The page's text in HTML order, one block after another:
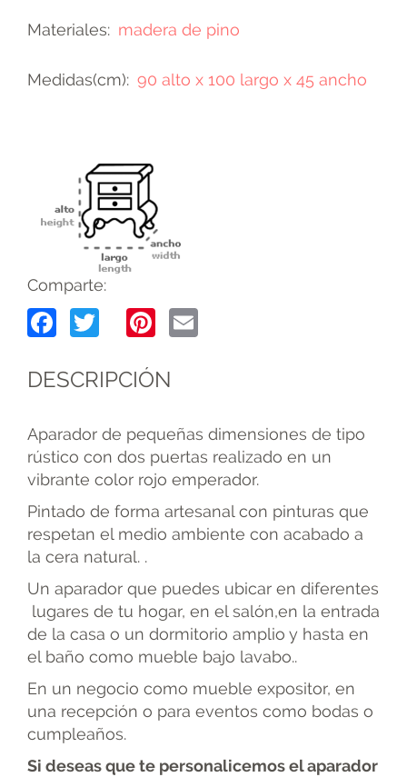
Materiales madera de pino
Medidas(cm) 90 alto x 100 largo x 45 ancho
Comparte:
Facebook
TwitterPinterest
DESCRIPCIÓN
Aparador de pequeñas dimensiones de tipo
rústico con dos puertas realizado en un
vibrante color rojo emperador.
Pintado de forma artesanal con pinturas que
respetan el medio ambiente con acabado a
la cera natural. .
Un aparador que puedes ubicar en diferentes
lugares de tu hogar, en el salón,en la entrada
de la casa o un dormitorio amplio y hasta en
el baño como mueble bajo lavabo..
En un negocio como mueble expositor, en
una recepción o para eventos como bodas o
cumpleaños.
Si deseas que te personalicemos el aparador